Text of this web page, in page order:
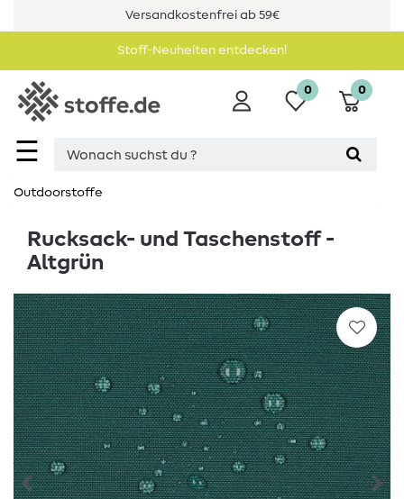
Versandkostenfrei ab 59€
Stoff-Neuheiten entdecken!
☰
0 0
Outdoorstoffe
Rucksack- und Taschenstoff -
Altgrün